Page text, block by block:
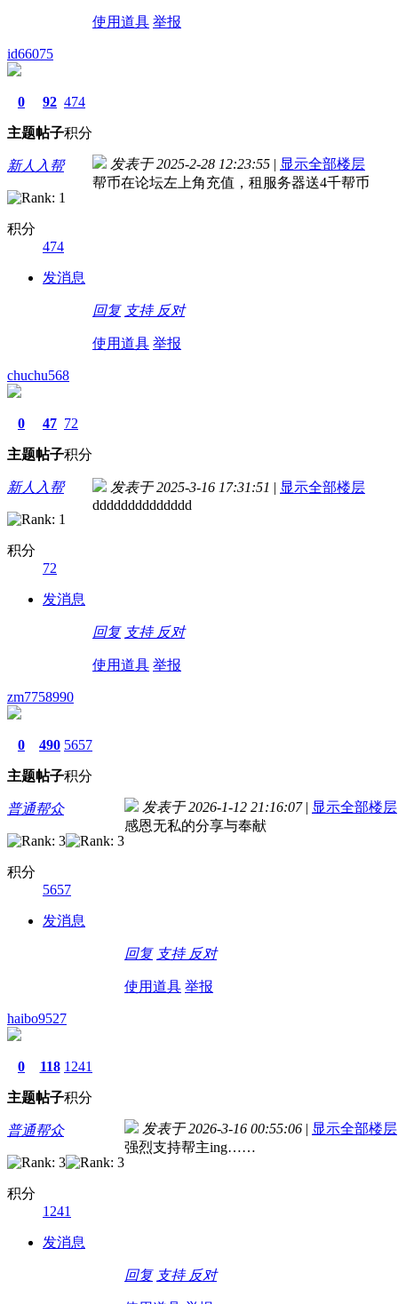
使用道具 举报
id66075
0
主题
92
帖子
474
积分
新人入帮
积分
474
发消息
发表于 2025-2-28 12:23:55 | 显示全部楼层
帮币在论坛左上角充值，租服务器送4千帮币
回复 支持 反对
使用道具 举报
chuchu568
0
主题
47
帖子
72
积分
新人入帮
积分
72
发消息
发表于 2025-3-16 17:31:51 | 显示全部楼层
dddddddddddddd
回复 支持 反对
使用道具 举报
zm7758990
0
主题
490
帖子
5657
积分
普通帮众
积分
5657
发消息
发表于 2026-1-12 21:16:07 | 显示全部楼层
感恩无私的分享与奉献
回复 支持 反对
使用道具 举报
haibo9527
0
主题
118
帖子
1241
积分
普通帮众
积分
1241
发消息
发表于 2026-3-16 00:55:06 | 显示全部楼层
强烈支持帮主ing……
回复 支持 反对